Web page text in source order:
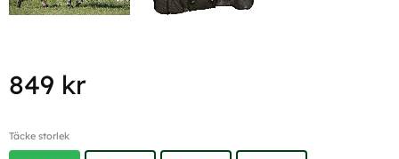
849 kr
Täcke storlek